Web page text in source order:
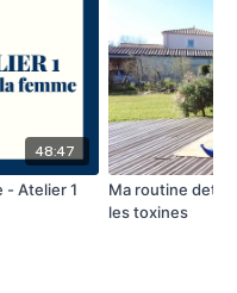
48:47
- Atelier 1
Ma routine
les toxines